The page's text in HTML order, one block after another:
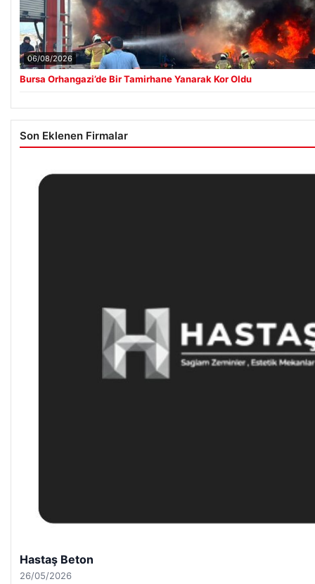
06/08/2026
Bursa Orhangazi’de Bir Tamirhane Yanarak Kor Oldu
Son Eklenen Firmalar
Hastaş Beton
26/05/2026